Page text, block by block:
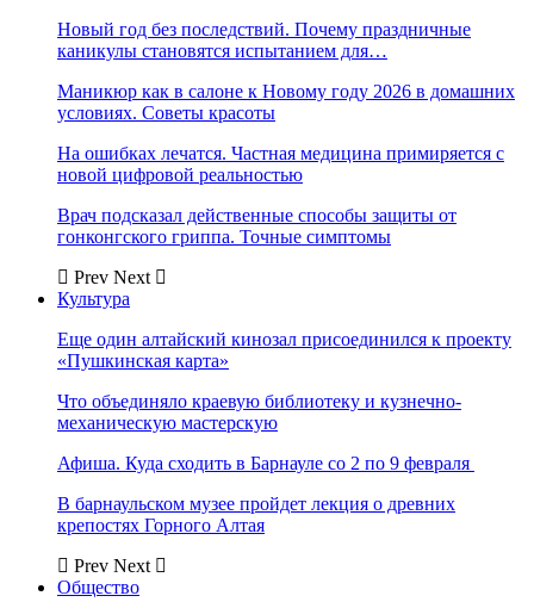
Новый год без последствий. Почему праздничные
каникулы становятся испытанием для…
Маникюр как в салоне к Новому году 2026 в домашних
условиях. Советы красоты
На ошибках лечатся. Частная медицина примиряется с
новой цифровой реальностью
Врач подсказал действенные способы защиты от
гонконгского гриппа. Точные симптомы
Prev Next
Культура
Еще один алтайский кинозал присоединился к проекту
«Пушкинская карта»
Что объединяло краевую библиотеку и кузнечно-
механическую мастерскую
Афиша. Куда сходить в Барнауле со 2 по 9 февраля
В барнаульском музее пройдет лекция о древних
крепостях Горного Алтая
Prev Next
Общество